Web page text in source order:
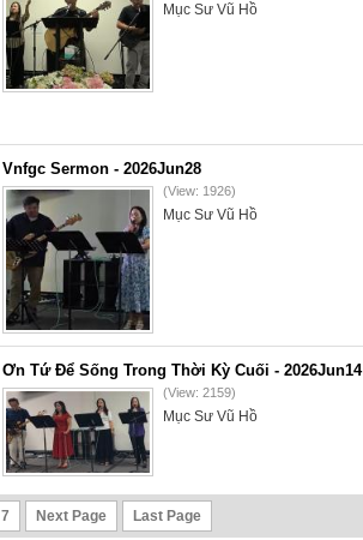
Mục Sư Vũ Hồ
Vnfgc Sermon - 2026Jun28
(View: 1926)
Mục Sư Vũ Hồ
Ơn Tứ Để Sống Trong Thời Kỳ Cuối - 2026Jun14
(View: 2159)
Mục Sư Vũ Hồ
7 Next Page Last Page